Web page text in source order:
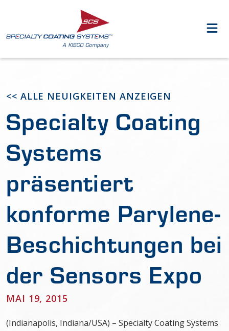
<< ALLE NEUIGKEITEN ANZEIGEN
Specialty Coating
Systems
präsentiert
konforme Parylene-
Beschichtungen bei
der Sensors Expo
MAI 19, 2015
(Indianapolis, Indiana/USA) – Specialty Coating Systems